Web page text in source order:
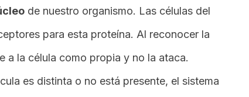
de nuestro organismo. Las células del
para esta proteína. Al reconocer la
a la célula como propia y no la ataca.
es distinta o no está presente, el sistema